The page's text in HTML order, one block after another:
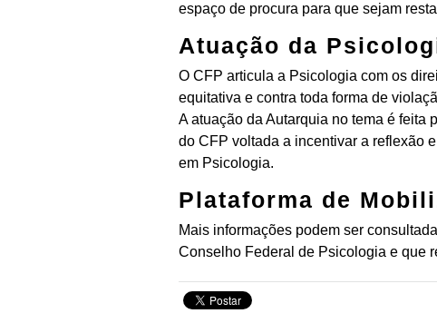
espaço de procura para que sejam
Atuação da
O CFP articula a Psicologia com os
equitativa e contra toda forma de
A atuação da Autarquia no tema é feita
do CFP voltada a incentivar a reflexão
em Psicologia.
Plataforma de
Mais informações podem ser
Conselho Federal de Psicologia e que